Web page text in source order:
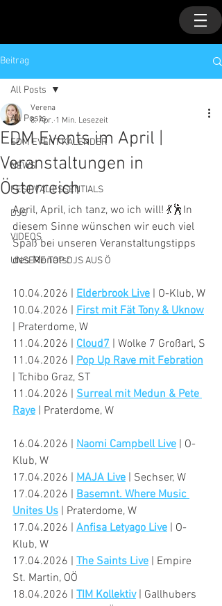
Beitrag
All Posts
EDM EVENT KALENDER
NEWS
FESTIVAL ESSENTIALS
DJS
VIDEOS
UNSERE TOP DJS AUS Ö
All Posts
EDM Events im April |
Veranstaltungen in
Österreich
Verena
8. Apr. 1 Min. Lesezeit
April, April, ich tanz, wo ich will! 💃🕺In
diesem Sinne wünschen wir euch viel
Spaß bei unseren Veranstaltungstipps
des Monats:
10.04.2026 | Elderbrook Live | O-Klub, W
10.04.2026 | First mit Fät Tony & Uknow
| Praterdome, W
11.04.2026 | Cloud7 | Wolke 7 Großarl, S
11.04.2026 | Pop Up Rave mit Febration
| Tchibo Graz, ST
11.04.2026 | Surreal mit Medun & Pete
Raye | Praterdome, W
16.04.2026 | Naomi Campbell Live | O-
Klub, W
17.04.2026 | MAJA Live | Sechser, W
17.04.2026 | Basemnt. Where Music
Unites Us | Praterdome, W
17.04.2026 | Anfisa Letyago Live | O-
Klub, W
17.04.2026 | The Saints Live | Empire
St. Martin, OÖ
18.04.2026 | TIM Kollektiv | Gallhubers